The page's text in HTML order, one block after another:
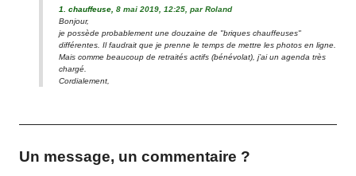
1. chauffeuse,8 mai 2019, 12:25,parRoland
Bonjour,
je possède probablement une douzaine de "briques chauffeuses"
différentes. Il faudrait que je prenne le temps de mettre les photos en ligne.
Mais comme beaucoup de retraités actifs (bénévolat), j’ai un agenda très
chargé.
Cordialement,
Un message, un commentaire ?